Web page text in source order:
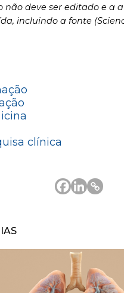
não deve ser editado e a
incluindo a fonte
clínica